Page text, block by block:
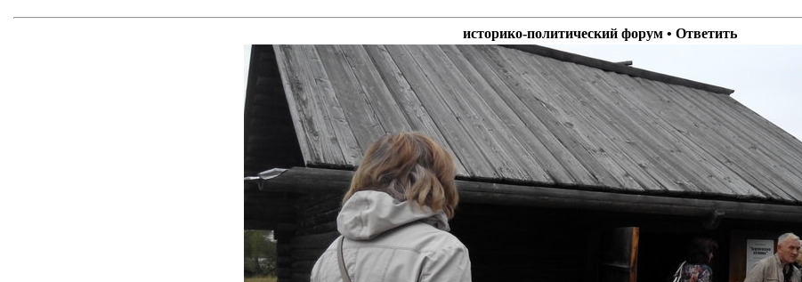
историко-политический форум • Ответить